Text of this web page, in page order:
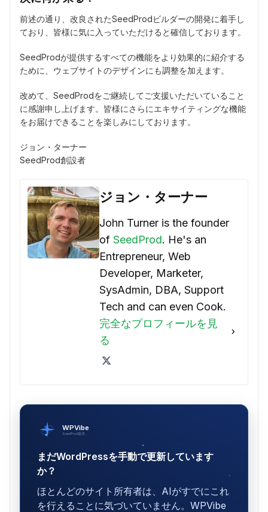
前述の通り、改良されたSeedProdビルダーの開発に着手し
ており、皆様に気に入っていただけると確信しております。
SeedProdが提供するすべての機能をより効果的に紹介する
ために、ウェブサイトのデザインにも調整を加えます。
改めて、SeedProdをご継続してご支援いただいていること
に感謝申し上げます。皆様にさらにエキサイティングな機能
をお届けできることを楽しみにしております。
ジョン・ターナー
SeedProd創設者
ジョン・ターナー
John Turner is the founder
of SeedProd. He's an
Entrepreneur, Web
Developer, Marketer,
SysAdmin, DBA, Support
Tech and can even Cook.
完全なプロフィールを見
る
WPVibe
SeedProd提供
まだWordPressを手動で更新しています
か？
ほとんどのサイト所有者は、AIがすでにこれ
を行えることに気づいていません。WPVibe